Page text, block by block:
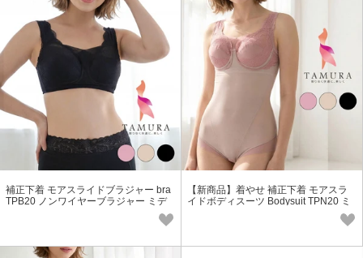
補正下着 モアスライドブラジャー bra
TPB20 ノンワイヤーブラジャー ミデ
【新商品】着やせ 補正下着 モアスラ
イドボディスーツ Bodysuit TPN20 ミ